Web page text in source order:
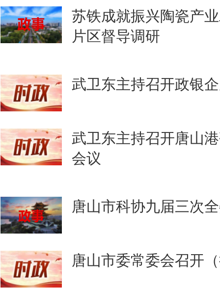
苏铁成就振兴陶瓷产
片区督导调研
武卫东主持召开政银
武卫东主持召开唐山
会议
唐山市科协九届三次
唐山市委常委会召开